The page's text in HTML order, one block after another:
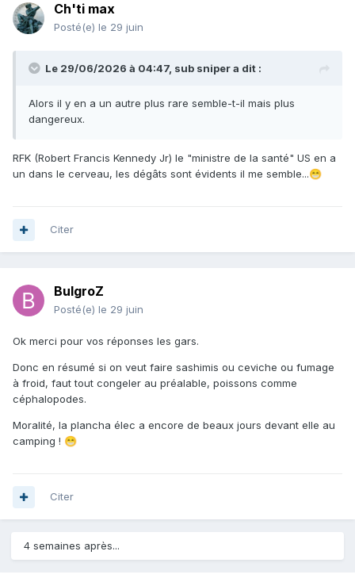
Ch'ti max
Posté(e) le 29 juin
Le 29/06/2026 à 04:47, sub snipera dit :
Alors il y en a un autre plus rare semble-t-il mais plus
dangereux.
RFK (Robert Francis Kennedy Jr) le "ministre de la santé" US en a
un dans le cerveau, les dégâts sont évidents il me semble...😁
Citer
BulgroZ
Posté(e) le 29 juin
Ok merci pour vos réponses les gars.
Donc en résumé si on veut faire sashimis ou ceviche ou fumage
à froid, faut tout congeler au préalable, poissons comme
céphalopodes.
Moralité, la plancha élec a encore de beaux jours devant elle au
camping ! 😁
Citer
4 semaines après...